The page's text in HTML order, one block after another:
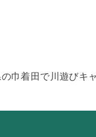
巾着田で川遊びキャ